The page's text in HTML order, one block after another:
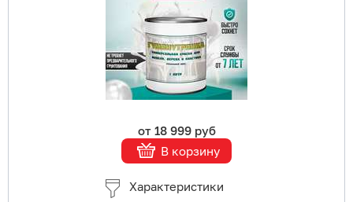
от 18 999 руб
В корзину
Характеристики
Подробнее